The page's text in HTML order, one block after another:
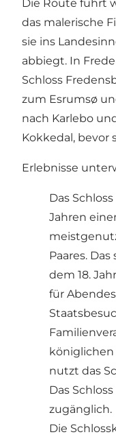
Die Route führt
das malerische
sie ins
abbiegt. In
Schloss
zum Esrumsø
nach Karlebo
Kokkedal, bevor
Erlebnisse
Das
Jahren
Paares.
dem 18.
für
königlichen
nutzt das
Das
zugänglich.
Die